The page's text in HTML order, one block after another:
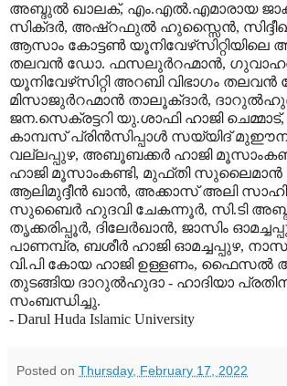
അബ്ദുല്‍ ഖാലക്, എം.എല്‍.എമാരായ
സിക്ദര്‍, അഷ്‌റഫുല്‍ ഹുസ്സൈന്‍,
ആസാം കോട്ടണ്‍ യൂനിവേഴ്‌സിറ്റിയിലെ
തലവന്‍ ഡോ. ഫസലുര്‍റഹ്മാന്‍,
യൂനിവേഴ്‌സിറ്റി അറബി വിഭാഗം
മിസാജുര്‍റഹ്മാന്‍ താലൂക്ദാര്‍,
ജന.സെക്രട്ടറി യു.ശാഫി ഹാജി
കാമ്പസ് പ്രിന്‍സിപ്പാള്‍ സയ്യിദ്
വല്ലപ്പുഴ, അബൂബക്കര്‍ ഹാജി
ഹാജി മൂസാംകണ്ടി, മുഫ്തി സുലൈമാന്‍
ആലിമുദ്ദീന്‍ ഖാന്‍, അക്കാസ് അലി
സുബൈര്‍ ഹുദവി ചേകന്നൂര്‍, സി.ടി
തൃക്കരിപ്പൂര്‍, ദിലേര്‍ഖാന്‍, ജാസിം
പാണമ്പ്ര, ബശീര്‍ ഹാജി ഓമച്ചപ്പുഴ,
വി.പി കോയ ഹാജി ഉള്ളണം, ഫൈസല്‍
തുടങ്ങിയ ദാറുല്‍ഹുദാ - ഹാദിയാ
സംബന്ധിച്ചു.
- Darul Huda Islamic University
Posted on Thursday, February 17, 2022